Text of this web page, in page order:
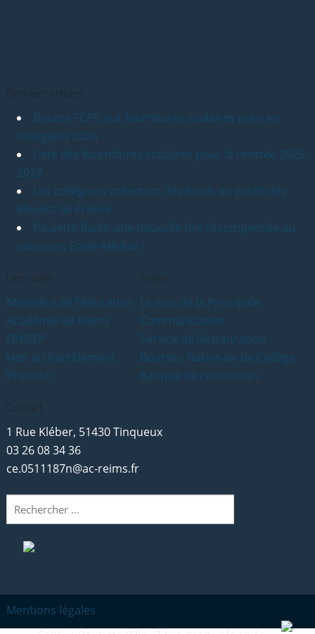
Derniers articles
Bourse FCPE aux fournitures scolaires pour les
collégiens 2026
Liste des fournitures scolaires pour la rentrée 2026-
2027
Les collégiens collectent des fonds au profit des
Bleuets de France
Paulette Radio une nouvelle fois récompensée au
concours Ecole-Médias !
Lien utiles
Ministère de l’éducation
Académie de Reims
ONISEP
Non au harcèlement
Pronote
Pages
Le mot de la Principale
Communication
Service de Restauration
Bourses Nationale de Collège
Banque de ressources
Contact
1 Rue Kléber, 51430 Tinqueux
03 26 08 34 36
ce.0511187n@ac-reims.fr
Rechercher
:
Mentions légales